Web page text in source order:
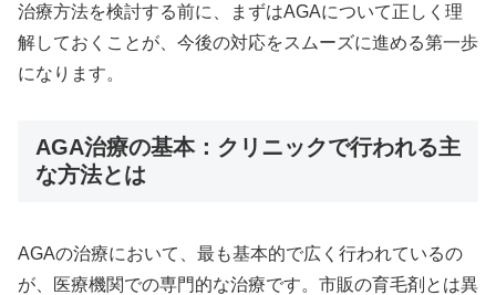
治療方法を検討する前に、まずはAGAについて正しく理
解しておくことが、今後の対応をスムーズに進める第一歩
になります。
AGA治療の基本：クリニックで行われる主
な方法とは
AGAの治療において、最も基本的で広く行われているの
が、医療機関での専門的な治療です。市販の育毛剤とは異